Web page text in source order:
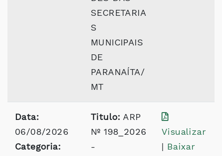
SECRETARIA
S
MUNICIPAIS
DE
PARANAÍTA/
MT
Data:
06/08/2026
Categoria:
Titulo: ARP
Nº 198_2026
-
Visualizar
| Baixar